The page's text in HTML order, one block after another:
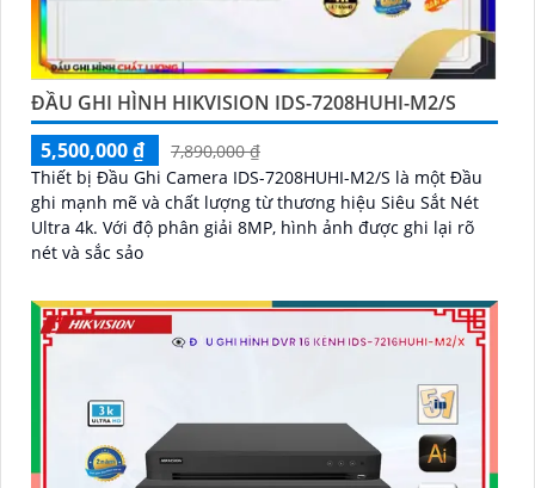
ĐẦU GHI HÌNH HIKVISION IDS-7208HUHI-M2/S
5,500,000 ₫
7,890,000 ₫
Thiết bị Đầu Ghi Camera IDS-7208HUHI-M2/S là một Đầu
ghi mạnh mẽ và chất lượng từ thương hiệu Siêu Sắt Nét
Ultra 4k. Với độ phân giải 8MP, hình ảnh được ghi lại rõ
nét và sắc sảo